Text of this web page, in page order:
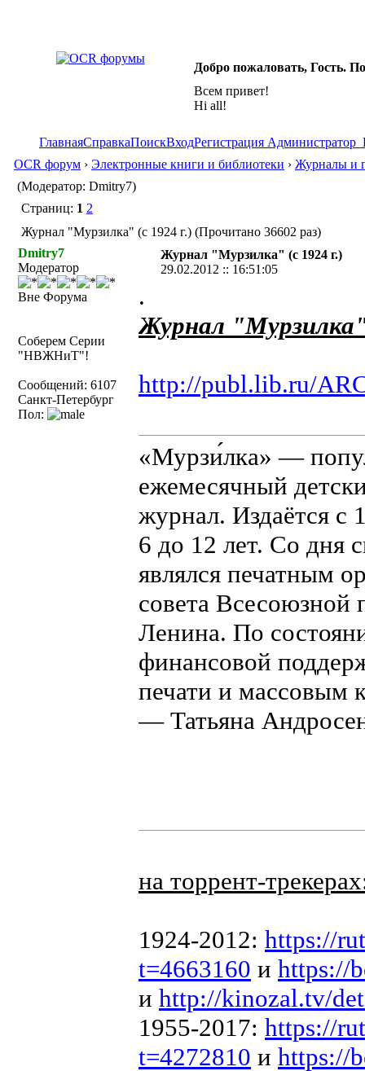
Добро пожаловать, Гость.
Всем привет!
Hi all!
ГлавнаяСправкаПоискВходРегистрация Администратор
OCR форум › Электронные книги и библиотеки › Журналы и
(Модератор: Dmitry7)
Страниц: 1 2
Журнал "Мурзилка" (с 1924 г.) (Прочитано 36602 раз)
Dmitry7
Модератор
Вне Форума
Соберем Серии
"НВЖНиТ"!
Сообщений: 6107
Санкт-Петербург
Пол:
Журнал "Мурзилка" (с 1924 г.)
29.02.2012 :: 16:51:05
.
Журнал
http://publ.lib.ru/
«Мурзи́лка» —
ежемесячный
журнал. Издаётся с
6 до 12 лет. Со дня
являлся печатным
совета
Ленина. По
финансовой
печати и массовым
— Татьяна
на торрент-
1924-2012: https://
t=4663160 и https://
и http://kinozal.tv/
1955-2017: https://
t=4272810 и https://